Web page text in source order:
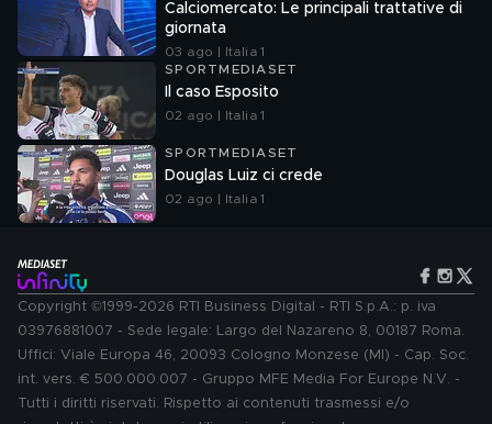
Calciomercato: Le principali trattative di
giornata
03 ago | Italia 1
SPORTMEDIASET
Il caso Esposito
02 ago | Italia 1
SPORTMEDIASET
Douglas Luiz ci crede
02 ago | Italia 1
Copyright ©1999-2026 RTI Business Digital - RTI S.p.A.: p. iva
03976881007 - Sede legale: Largo del Nazareno 8, 00187 Roma.
Uffici: Viale Europa 46, 20093 Cologno Monzese (MI) - Cap. Soc.
int. vers. € 500.000.007 - Gruppo MFE Media For Europe N.V. -
Tutti i diritti riservati. Rispetto ai contenuti trasmessi e/o